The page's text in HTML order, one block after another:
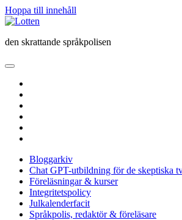
Hoppa till innehåll
Lotten
den skrattande språkpolisen
öppna
meny
Bloggarkiv
Chat GPT-utbildning för de skeptiska
Föreläsningar & kurser
Integritetspolicy
Julkalenderfacit
Språkpolis, redaktör & föreläsare